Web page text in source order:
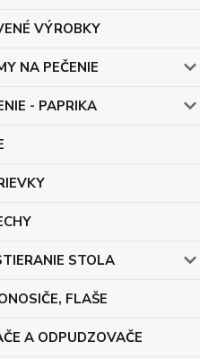
VÝROBKY
NA PEČENIE
- PAPRIKA
STOLA
FLAŠE
A ODPUDZOVAČE